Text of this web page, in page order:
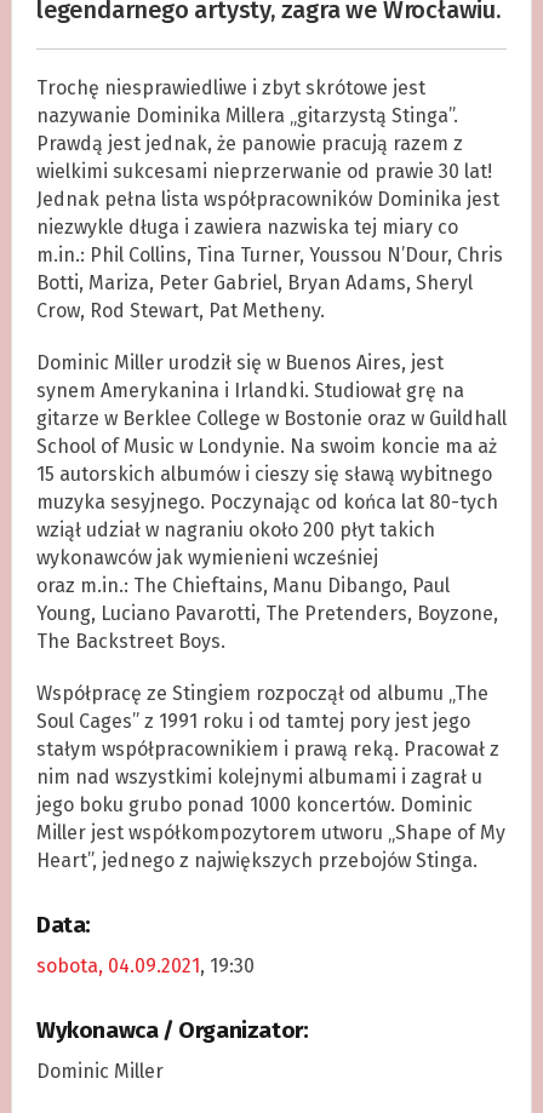
legendarnego artysty, zagra we Wrocławiu.
Trochę niesprawiedliwe i zbyt skrótowe jest
nazywanie Dominika Millera „gitarzystą Stinga”.
Prawdą jest jednak, że panowie pracują razem z
wielkimi sukcesami nieprzerwanie od prawie 30 lat!
Jednak pełna lista współpracowników Dominika jest
niezwykle długa i zawiera nazwiska tej miary co
m.in.: Phil Collins, Tina Turner, Youssou N’Dour, Chris
Botti, Mariza, Peter Gabriel, Bryan Adams, Sheryl
Crow, Rod Stewart, Pat Metheny.
Dominic Miller urodził się w Buenos Aires, jest
synem Amerykanina i Irlandki. Studiował grę na
gitarze w Berklee College w Bostonie oraz w Guildhall
School of Music w Londynie. Na swoim koncie ma aż
15 autorskich albumów i cieszy się sławą wybitnego
muzyka sesyjnego. Poczynając od końca lat 80-tych
wziął udział w nagraniu około 200 płyt takich
wykonawców jak wymienieni wcześniej
oraz m.in.: The Chieftains, Manu Dibango, Paul
Young, Luciano Pavarotti, The Pretenders, Boyzone,
The Backstreet Boys.
Współpracę ze Stingiem rozpoczął od albumu „The
Soul Cages” z 1991 roku i od tamtej pory jest jego
stałym współpracownikiem i prawą reką. Pracował z
nim nad wszystkimi kolejnymi albumami i zagrał u
jego boku grubo ponad 1000 koncertów. Dominic
Miller jest współkompozytorem utworu „Shape of My
Heart”, jednego z największych przebojów Stinga.
Data:
sobota, 04.09.2021, 19:30
Wykonawca / Organizator:
Dominic Miller